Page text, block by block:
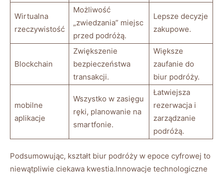
Wirtualna
rzeczywistość
Możliwość
„zwiedzania” miejsc
przed podróżą.
Lepsze decyzje
zakupowe.
Blockchain
Zwiększenie
bezpieczeństwa
transakcji.
Większe
zaufanie do
biur podróży.
mobilne
aplikacje
Wszystko w zasięgu
ręki, planowanie na
smartfonie.
Łatwiejsza
rezerwacja i
zarządzanie
podróżą.
Podsumowując, kształt biur podróży w epoce cyfrowej to
niewątpliwie ciekawa kwestia.Innowacje technologiczne